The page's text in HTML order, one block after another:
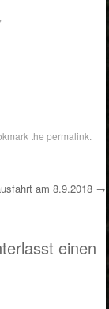
thepermalink
am 8.9.2018 →
einen